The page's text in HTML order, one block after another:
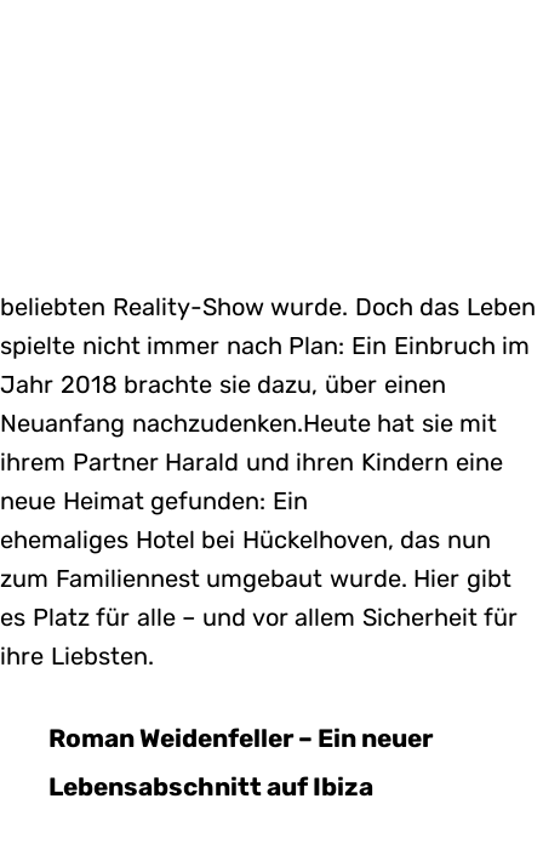
beliebten Reality-Show wurde. Doch das Leben
spielte nicht immer nach Plan: Ein Einbruch im
Jahr 2018 brachte sie dazu, über einen
Neuanfang nachzudenken.Heute hat sie mit
ihrem Partner Harald und ihren Kindern eine
neue Heimat gefunden: Ein
ehemaliges Hotel bei Hückelhoven, das nun
zum Familiennest umgebaut wurde. Hier gibt
es Platz für alle – und vor allem Sicherheit für
ihre Liebsten.
Roman Weidenfeller – Ein neuer
Lebensabschnitt auf Ibiza